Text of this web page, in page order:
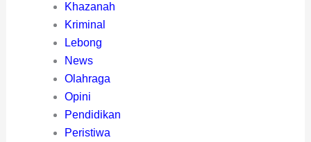
Khazanah
Kriminal
Lebong
News
Olahraga
Opini
Pendidikan
Peristiwa